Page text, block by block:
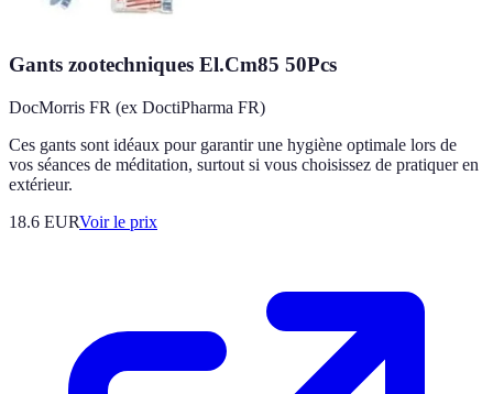
Gants zootechniques El.Cm85 50Pcs
DocMorris FR (ex DoctiPharma FR)
Ces gants sont idéaux pour garantir une hygiène optimale lors de
vos séances de méditation, surtout si vous choisissez de pratiquer en
extérieur.
18.6 EURVoir le prix